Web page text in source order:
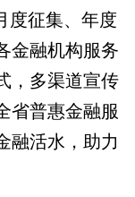
度征集、年度
金融机构服务
，多渠道宣传
省普惠金融服
融活水，助力